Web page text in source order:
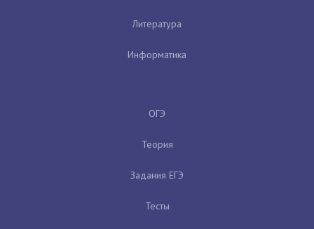
Литература
Информатика
ОГЭ
Теория
Задания ЕГЭ
Тесты